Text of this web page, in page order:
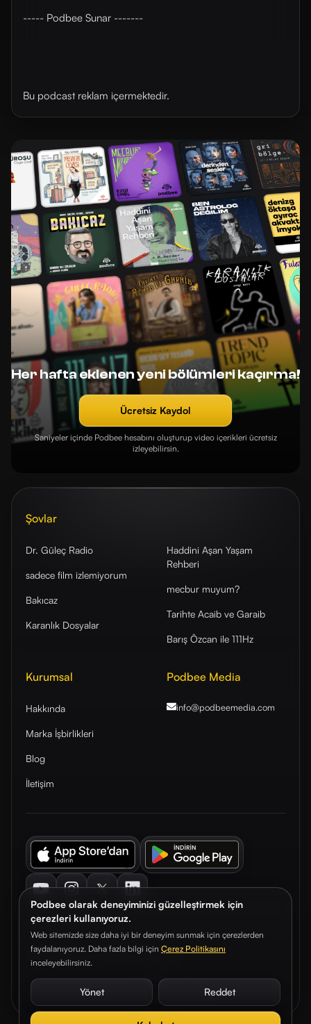
Podbee olarak deneyiminizi güzelleştirmek için
çerezleri kullanıyoruz.
Web sitemizde size daha iyi bir deneyim sunmak için çerezlerden
faydalanıyoruz. Daha fazla bilgi için Çerez Politikasını
inceleyebilirsiniz.
Yönet Reddet
----- Podbee Sunar -------
Bu podcast reklam içermektedir.
Her hafta eklenen yeni bölümleri kaçırma!
Ücretsiz Kaydol
Saniyeler içinde Podbee hesabını oluşturup video içerikleri ücretsiz
izleyebilirsin.
Şovlar
Dr. Güleç Radio
sadece film izlemiyorum
Bakıcaz
Karanlık Dosyalar
Haddini Aşan Yaşam
Rehberi
mecbur muyum?
Tarihte Acaib ve Garaib
Barış Özcan ile 111Hz
Kurumsal
Hakkında
Marka İşbirlikleri
Blog
İletişim
Podbee Media
info@podbeemedia.com
© 2026. Podbee Media. Tüm hakları saklıdır.
Çerez TercihleriAydınlatma Metni Gizlilik Sözleşmesi